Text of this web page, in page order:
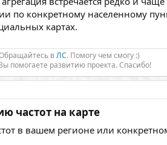
по конкретному населенному
картах.
вЛС. Помогу чем смогу :)
помогаете развитию проекта. Спасибо!
частот на карте​
в вашем регионе или